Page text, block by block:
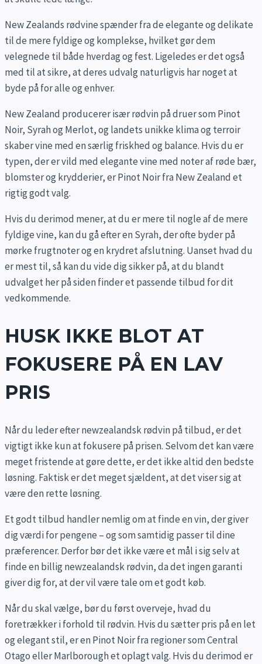
New Zealands rødvine spænder fra de elegante og delikate
til de mere fyldige og komplekse, hvilket gør dem
velegnede til både hverdag og fest. Ligeledes er det også
med til at sikre, at deres udvalg naturligvis har noget at
byde på for alle og enhver.
New Zealand producerer især rødvin på druer som Pinot
Noir, Syrah og Merlot, og landets unikke klima og terroir
skaber vine med en særlig friskhed og balance. Hvis du er
typen, der er vild med elegante vine med noter af røde bær,
blomster og krydderier, er Pinot Noir fra New Zealand et
rigtig godt valg.
Hvis du derimod mener, at du er mere til nogle af de mere
fyldige vine, kan du gå efter en Syrah, der ofte byder på
mørke frugtnoter og en krydret afslutning. Uanset hvad du
er mest til, så kan du vide dig sikker på, at du blandt
udvalget her på siden finder et passende tilbud for dit
vedkommende.
HUSK IKKE BLOT AT
FOKUSERE PÅ EN LAV
PRIS
Når du leder efter newzealandsk rødvin på tilbud, er det
vigtigt ikke kun at fokusere på prisen. Selvom det kan være
meget fristende at gøre dette, er det ikke altid den bedste
løsning. Faktisk er det meget sjældent, at det viser sig at
være den rette løsning.
Et godt tilbud handler nemlig om at finde en vin, der giver
dig værdi for pengene – og som samtidig passer til dine
præferencer. Derfor bør det ikke være et mål i sig selv at
finde en billig newzealandsk rødvin, da det ingen garanti
giver dig for, at der vil være tale om et godt køb.
Når du skal vælge, bør du først overveje, hvad du
foretrækker i forhold til rødvin. Hvis du sætter pris på en let
og elegant stil, er en Pinot Noir fra regioner som Central
Otago eller Marlborough et oplagt valg. Hvis du derimod er